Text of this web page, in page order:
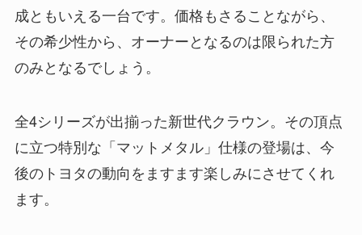
成ともいえる一台です。価格もさることながら、
その希少性から、オーナーとなるのは限られた方
のみとなるでしょう。
全4シリーズが出揃った新世代クラウン。その頂点
に立つ特別な「マットメタル」仕様の登場は、今
後のトヨタの動向をますます楽しみにさせてくれ
ます。